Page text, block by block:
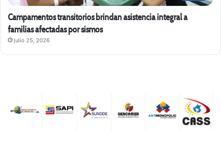
Campamentos transitorios brindan asistencia integral a
familias afectadas por sismos
julio 25, 2026